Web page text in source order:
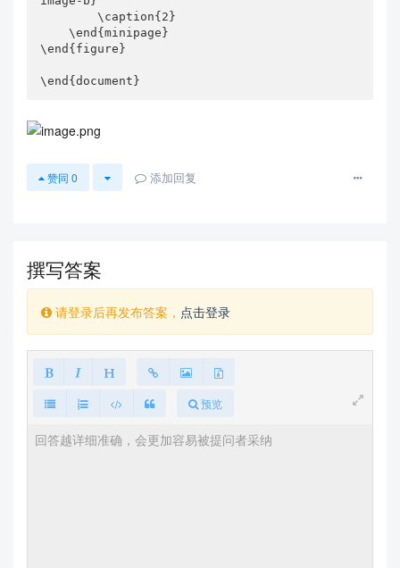
        \caption{2}
    \end{minipage}
\end{figure}
\end{document}
赞同 0 添加回复
撰写答案
请登录后再发布答案， 点击登录
预览